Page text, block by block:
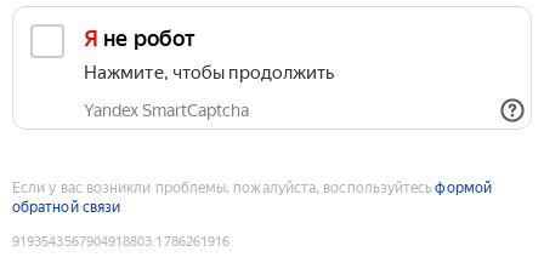
Я не робот
Нажмите, чтобы продолжить
Yandex SmartCaptcha
Если у вас возникли проблемы, пожалуйста, воспользуйтесьформой
обратной связи
9193543567904918803:1786261916